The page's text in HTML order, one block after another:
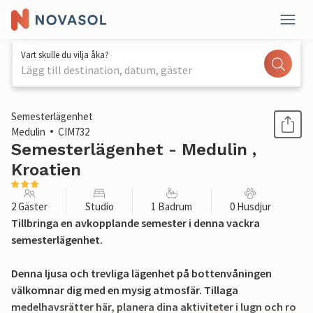
Vart skulle du vilja åka?
Lägg till destination, datum, gäster
1 / 24
Semesterlägenhet
Medulin
CIM732
Semesterlägenhet - Medulin ,
Kroatien
2 Gäster Studio 1 Badrum 0 Husdjur
Tillbringa en avkopplande semester i denna vackra
semesterlägenhet.
Denna ljusa och trevliga lägenhet på bottenvåningen
välkomnar dig med en mysig atmosfär. Tillaga
medelhavsrätter här, planera dina aktiviteter i lugn och ro